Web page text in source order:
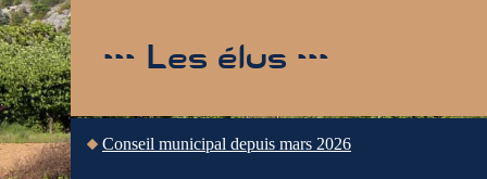
--- Les élus ---
Conseil municipal depuis mars 2026